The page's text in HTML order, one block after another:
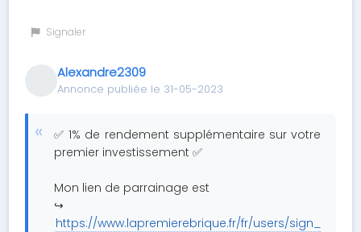
Signaler
Alexandre2309
Annonce publiée le 31-05-2023
✅ 1% de rendement supplémentaire sur votre
premier investissement ✅
Mon lien de parrainage est
↪️
https://www.lapremierebrique.fr/fr/users/sign_